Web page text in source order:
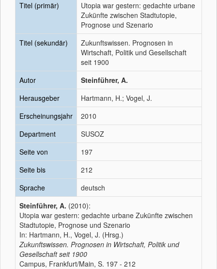
Titel (primär)
Utopia war gestern: gedachte urbane
Zukünfte zwischen Stadtutopie,
Prognose und Szenario
Titel (sekundär)
Zukunftswissen. Prognosen in
Wirtschaft, Politik und Gesellschaft
seit 1900
Autor
Steinführer, A.
Herausgeber
Hartmann, H.; Vogel, J.
Erscheinungsjahr
2010
Department
SUSOZ
Seite von
197
Seite bis
212
Sprache
deutsch
Steinführer, A. (2010):
Utopia war gestern: gedachte urbane Zukünfte zwischen
Stadtutopie, Prognose und Szenario
In: Hartmann, H., Vogel, J. (Hrsg.)
Zukunftswissen. Prognosen in Wirtschaft, Politik und
Gesellschaft seit 1900
Campus, Frankfurt/Main, S. 197 - 212